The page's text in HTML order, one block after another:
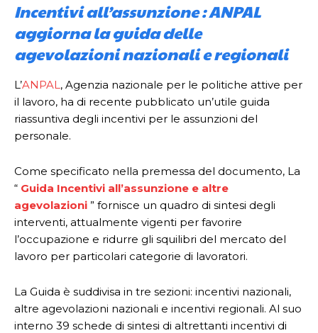
Incentivi all’assunzione : ANPAL
aggiorna la guida delle
agevolazioni nazionali e regionali
L’ANPAL, Agenzia nazionale per le politiche attive per
il lavoro, ha di recente pubblicato un’utile guida
riassuntiva degli incentivi per le assunzioni del
personale.
Come specificato nella premessa del documento, La
“ Guida Incentivi all’assunzione e altre
agevolazioni ” fornisce un quadro di sintesi degli
interventi, attualmente vigenti per favorire
l’occupazione e ridurre gli squilibri del mercato del
lavoro per particolari categorie di lavoratori.
La Guida è suddivisa in tre sezioni: incentivi nazionali,
altre agevolazioni nazionali e incentivi regionali. Al suo
interno 39 schede di sintesi di altrettanti incentivi di